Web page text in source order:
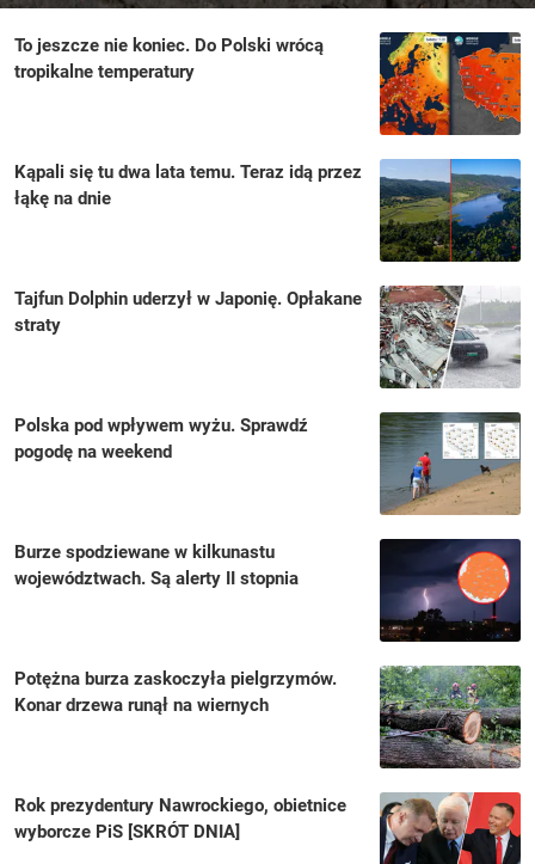
To jeszcze nie koniec. Do Polski wrócą
tropikalne temperatury
Kąpali się tu dwa lata temu. Teraz idą przez
łąkę na dnie
Tajfun Dolphin uderzył w Japonię. Opłakane
straty
Polska pod wpływem wyżu. Sprawdź
pogodę na weekend
Burze spodziewane w kilkunastu
województwach. Są alerty II stopnia
Potężna burza zaskoczyła pielgrzymów.
Konar drzewa runął na wiernych
Rok prezydentury Nawrockiego, obietnice
wyborcze PiS [SKRÓT DNIA]